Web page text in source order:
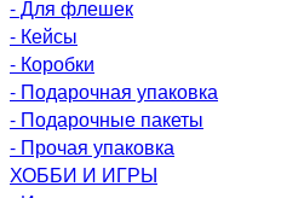
- Для флешек
- Кейсы
- Коробки
- Подарочная упаковка
- Подарочные пакеты
- Прочая упаковка
ХОББИ И ИГРЫ